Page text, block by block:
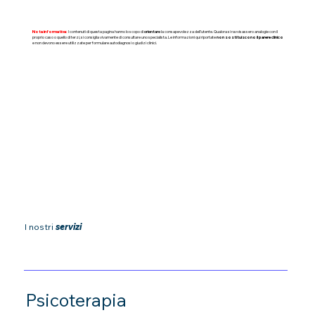
Nota informativa:I contenuti di questa pagina hanno lo scopo diorientarela consapevolezza dell'utente. Qualora si ravvisassero analogie con il
proprio caso o quello di terzi, si consiglia vivamente di consultare uno specialista. Le informazioni qui riportatenon sostituiscono il parere clinico
e non devono essere utilizzate per formulare autodiagnosi o giudizi clinici.
I nostriservizi
Psicoterapia